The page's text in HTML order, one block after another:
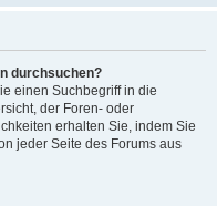
durchsuchen?
einen Suchbegriff in die
der Foren- oder
erhalten Sie, indem Sie
jeder Seite des Forums aus